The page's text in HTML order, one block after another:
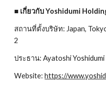
■ เกี่ยวกับ Yoshidumi
สถานที่ตั้งบริษัท: Japan,
2
ประธาน: Ayatoshi Yoshidumi
Website: https://